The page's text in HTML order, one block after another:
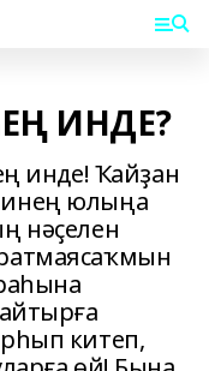
ИНДЕ?
инде! Ҡайҙан
юлыңа
нәҫелен
китеп,